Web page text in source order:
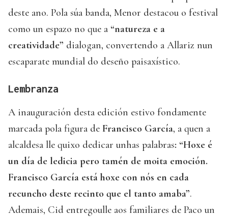
deste ano. Pola súa banda, Menor destacou o festival
como un espazo no que a “natureza e a
creatividade” dialogan, convertendo a Allariz nun
escaparate mundial do deseño paisaxístico.
Lembranza
A inauguración desta edición estivo fondamente
marcada pola figura de Francisco García, a quen a
alcaldesa lle quixo dedicar unhas palabras: “Hoxe é
un día de ledicia pero tamén de moita emoción.
Francisco García está hoxe con nós en cada
recuncho deste recinto que el tanto amaba”.
Ademais, Cid entregoulle aos familiares de Paco un